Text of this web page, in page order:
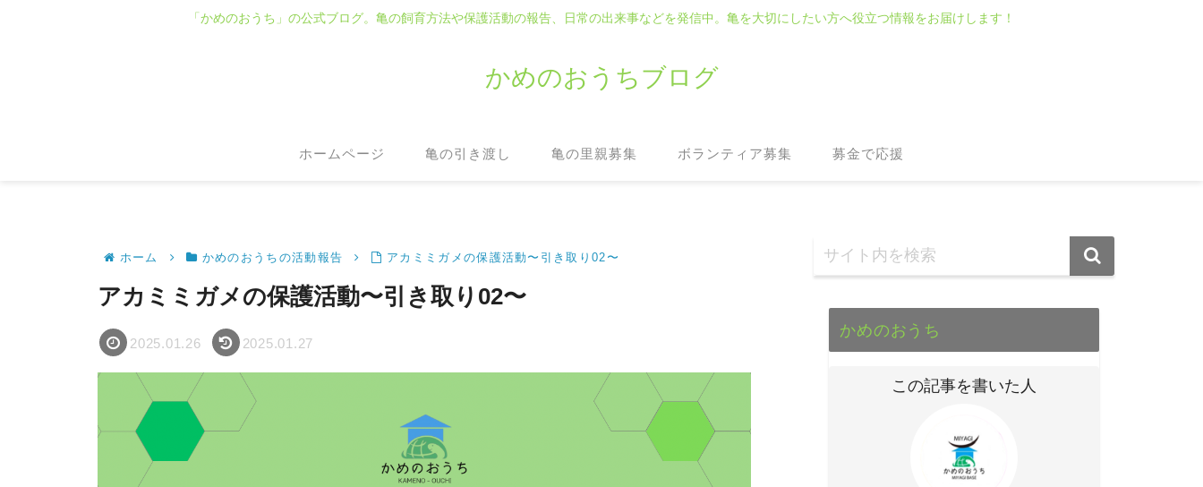
「かめのおうち」の公式ブログ。亀の飼育方法や保護活動の報告、日常の出来事などを発信中。亀を大切にしたい方へ役立つ情報をお届けします！
かめのおうちブログ
ホームページ 亀の引き渡し 亀の里親募集 ボランティア募集 募金で応援
ホーム かめのおうちの活動報告 アカミミガメの保護活動〜引き取り02〜
アカミミガメの保護活動〜引き取り02〜
2025.01.26 2025.01.27
かめのおうち
この記事を書いた人